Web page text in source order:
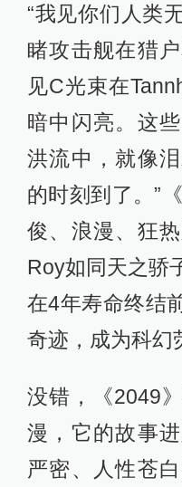
“我见你们人类
睹攻击舰在猎
见C光束在
暗中闪亮。这
洪流中，就像
的时刻到了。”
俊、浪漫、狂
Roy如同天之骄
在4年寿命终结
奇迹，成为科幻
没错，《2049
漫，它的故事
严密、人性苍